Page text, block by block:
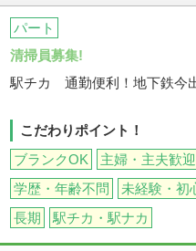
パート
清掃員募集!
駅チカ 通勤便利！地下鉄今
こだわりポイント！
ブランクOK
主婦・主夫歓迎
学歴・年齢不問
未経験・初
長期
駅チカ・駅ナカ